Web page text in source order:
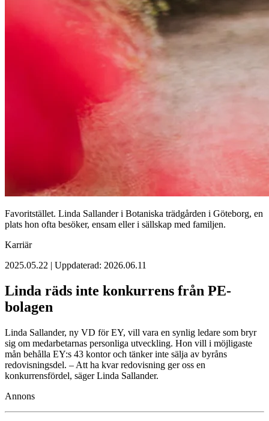
Favoritstället. Linda Sallander i Botaniska trädgården i Göteborg, en
plats hon ofta besöker, ensam eller i sällskap med familjen.
Karriär
2025.05.22 | Uppdaterad: 2026.06.11
Linda räds inte konkurrens från PE-
bolagen
Linda Sallander, ny VD för EY, vill vara en synlig ledare som bryr
sig om medarbetarnas personliga utveckling. Hon vill i möjligaste
mån behålla EY:s 43 kontor och tänker inte sälja av byråns
redovisningsdel. – Att ha kvar redovisning ger oss en
konkurrensfördel, säger Linda Sallander.
Annons